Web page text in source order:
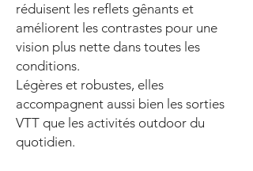
réduisent les reflets gênants et
améliorent les contrastes pour une
vision plus nette dans toutes les
conditions.
Légères et robustes, elles
accompagnent aussi bien les sorties
VTT que les activités outdoor du
quotidien.